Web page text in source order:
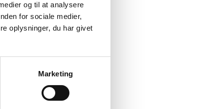
og til at analysere
for sociale medier,
oplysninger, du har givet
Marketing